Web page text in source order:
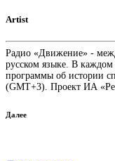
Artist
Радио «Движение» -
русском языке. В каждом
программы об истории
(GMT+3). Проект ИА
Далее